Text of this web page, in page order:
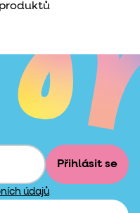
Přihlásit se
údajů